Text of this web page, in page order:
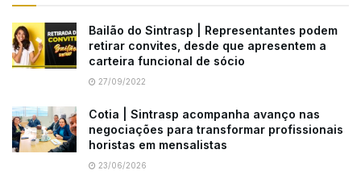
Bailão do Sintrasp | Representantes podem
retirar convites, desde que apresentem a
carteira funcional de sócio
27/09/2022
Cotia | Sintrasp acompanha avanço nas
negociações para transformar profissionais
horistas em mensalistas
23/06/2026